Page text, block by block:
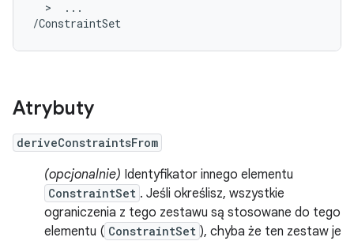
  >
...
/ConstraintSet
Atrybuty
deriveConstraintsFrom
(opcjonalnie) Identyfikator innego elementu
ConstraintSet . Jeśli określisz, wszystkie
ograniczenia z tego zestawu są stosowane do tego
elementu ( ConstraintSet ), chyba że ten zestaw je